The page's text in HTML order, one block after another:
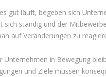
gut läuft, begeben sich
sich ständig und der
auf Veränderungen zu
Unternehmen in Bewegung
und Ziele müssen